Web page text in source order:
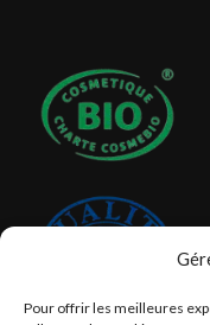
Pour offrir les meilleures